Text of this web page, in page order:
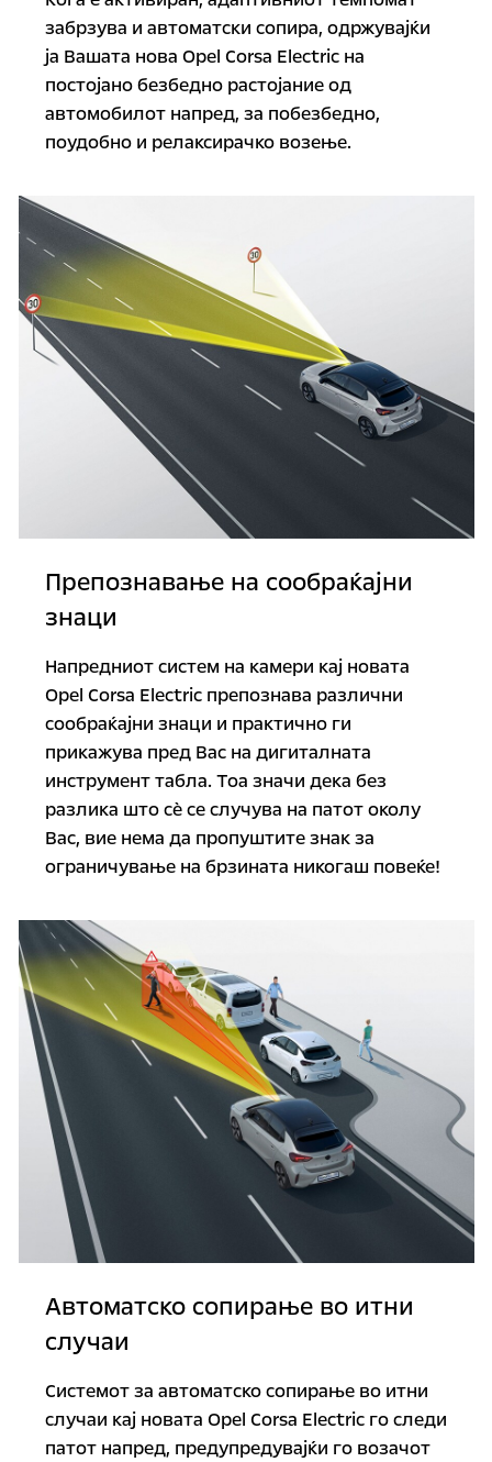
забрзува и автоматски сопира, одржувајќи
ја Вашата нова Opel Corsa Electric на
постојано безбедно растојание од
автомобилот напред, за побезбедно,
поудобно и релаксирачко возење.
Препознавање на сообраќајни
знаци
Напредниот систем на камери кај новата
Opel Corsa Electric препознава различни
сообраќајни знаци и практично ги
прикажува пред Вас на дигиталната
инструмент табла. Тоа значи дека без
разлика што сѐ се случува на патот околу
Вас, вие нема да пропуштите знак за
ограничување на брзината никогаш повеќе!
Автоматско сопирање во итни
случаи
Системот за автоматско сопирање во итни
случаи кај новата Opel Corsa Electric го следи
патот напред, предупредувајќи го возачот